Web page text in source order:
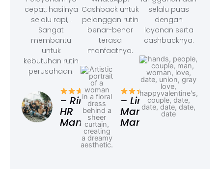
cepat, hasilnya
selalu rapi, .
Sangat
membantu
untuk
kebutuhan rutin
perusahaan.
– Rina,
HR
Manager
Cashback untuk
pelanggan rutin
benar-benar
terasa
manfaatnya.
– Linda,
Marketing
Manager
selalu puas
dengan
layanan serta
cashbacknya.